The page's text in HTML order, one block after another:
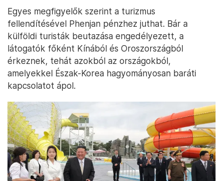
Egyes megfigyelők szerint a turizmus
fellendítésével Phenjan pénzhez juthat. Bár a
külföldi turisták beutazása engedélyezett, a
látogatók főként Kínából és Oroszországból
érkeznek, tehát azokból az országokból,
amelyekkel Észak-Korea hagyományosan baráti
kapcsolatot ápol.